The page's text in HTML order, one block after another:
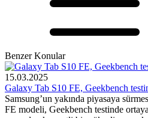
Benzer Konular
15.03.2025
Galaxy Tab S10 FE, Geekbench
Samsung’un yakında piyasaya
FE modeli, Geekbench testinde